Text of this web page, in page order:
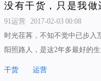
没有干货，只是我
91运营 2017-02-03 00:08
时光荏苒，不知不觉中已步入
阳照路人，是这2年多最好的
干货 运营